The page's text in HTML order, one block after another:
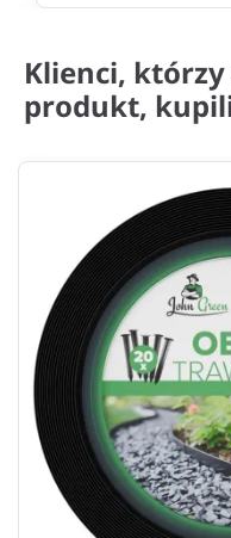
Klienci,
produkt,